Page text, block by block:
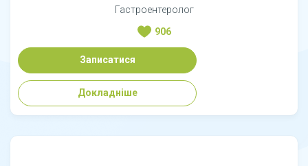
Гастроентеролог
906
Записатися
Докладніше